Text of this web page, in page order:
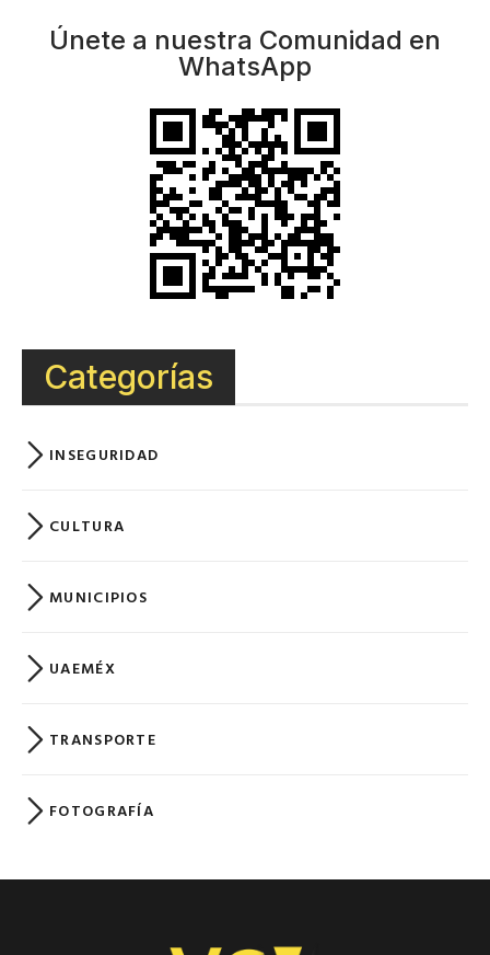
Únete a nuestra Comunidad en
WhatsApp
Categorías
INSEGURIDAD
CULTURA
MUNICIPIOS
UAEMÉX
TRANSPORTE
FOTOGRAFÍA